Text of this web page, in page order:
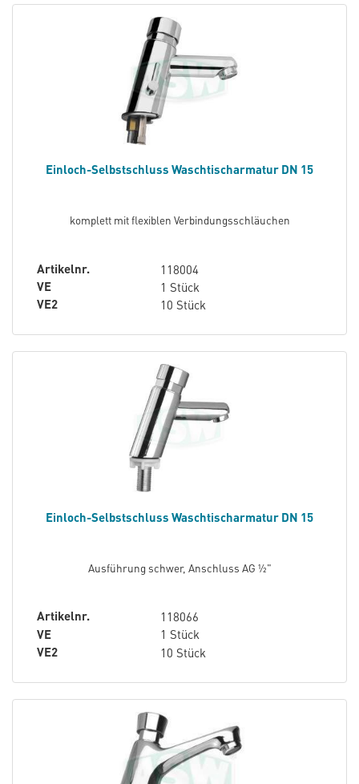
Einloch-Selbstschluss Waschtischarmatur DN 15
komplett mit flexiblen Verbindungsschläuchen
Artikelnr.
118004
VE
1 Stück
VE2
10 Stück
Einloch-Selbstschluss Waschtischarmatur DN 15
Ausführung schwer, Anschluss AG ½"
Artikelnr.
118066
VE
1 Stück
VE2
10 Stück